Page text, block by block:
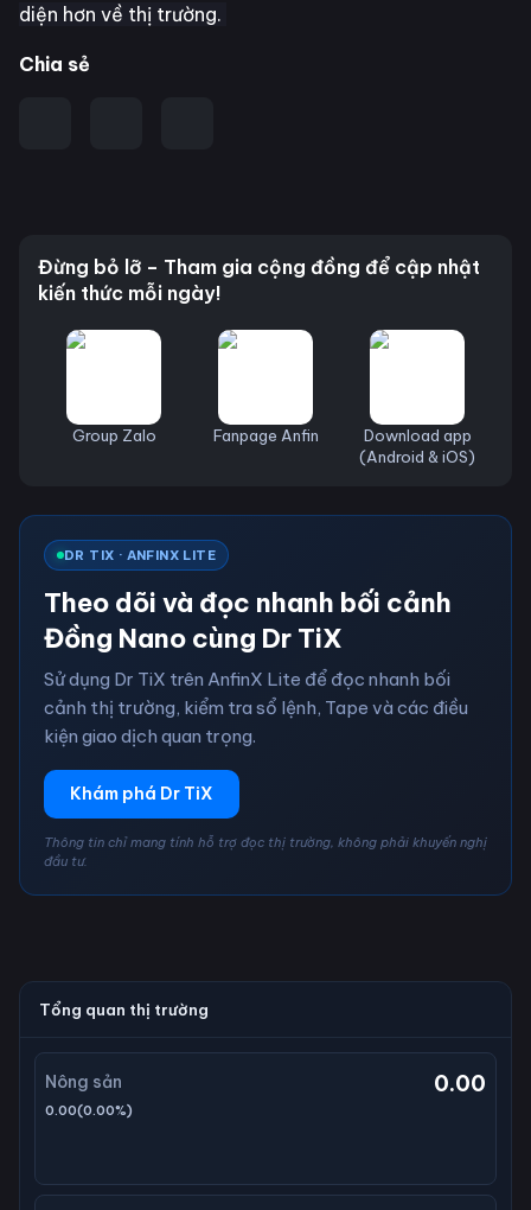
diện hơn về thị trường.
Chia sẻ
Đừng bỏ lỡ – Tham gia cộng đồng để cập nhật
kiến thức mỗi ngày!
Group Zalo Fanpage Anfin
Download app
(Android & iOS)
DR TIX · ANFINX LITE
Theo dõi và đọc nhanh bối cảnh
Đồng Nano cùng Dr TiX
Sử dụng Dr TiX trên AnfinX Lite để đọc nhanh bối
cảnh thị trường, kiểm tra sổ lệnh, Tape và các điều
kiện giao dịch quan trọng.
Khám phá Dr TiX
Thông tin chỉ mang tính hỗ trợ đọc thị trường, không phải khuyến nghị
đầu tư.
Tổng quan thị trường
Nông sản 0.00
0.00(0.00%)